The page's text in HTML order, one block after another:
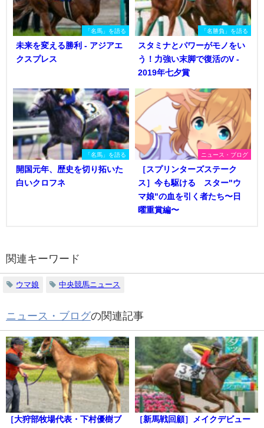
「名馬」を語る
未来を変える勝利 - アジアエ
クスプレス
「名勝負」を語る
スタミナとパワーがモノをい
う！力強い末脚で復活のV -
2019年七夕賞
「名馬」を語る
開国元年、歴史を切り拓いた
白いクロフネ
ニュース・ブログ
［スプリンターズステーク
ス］今も駆ける スター"ウ
マ娘"の血を引く者たち〜日
曜重賞編〜
関連キーワード
ウマ娘 中央競馬ニュース
ニュース・ブログの関連記事
［大狩部牧場代表・下村優樹ブ
［新馬戦回顧］メイクデビュー